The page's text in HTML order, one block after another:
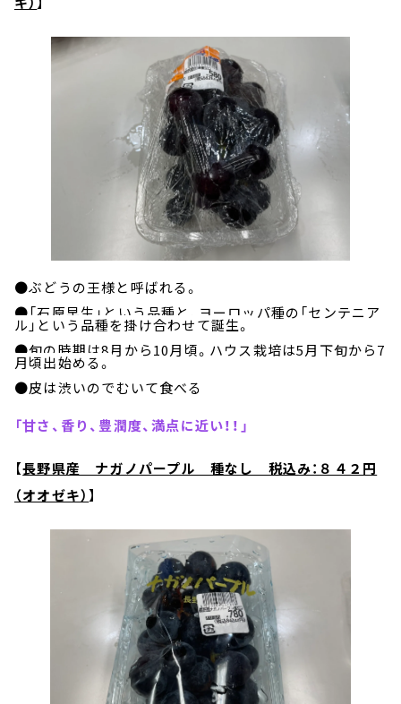
●ぶどうの王様と呼ばれる。
●「石原早生」という品種と、ヨーロッパ種の「センテニア
ル」という品種を掛け合わせて誕生。
●旬の時期は8月から10月頃。ハウス栽培は5月下旬から7
月頃出始める。
●皮は渋いのでむいて食べる
「甘さ、香り、豊潤度、満点に近い！！」
【長野県産 ナガノパープル 種なし 税込み：８４２円
（オオゼキ）】